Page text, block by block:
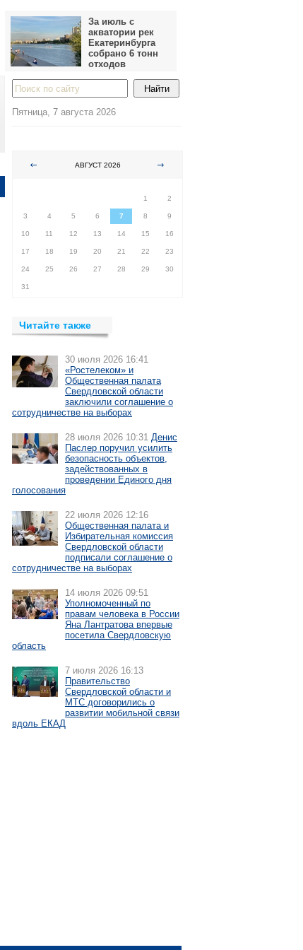
За июль с
акватории рек
Екатеринбурга
собрано 6 тонн
отходов
Пятница, 7 августа 2026
АВГУСТ 2026
1
2
3 4 5 6 7 8 9
10 11 12 13 14 15 16
17 18 19 20 21 22 23
24 25 26 27 28 29 30
31
Читайте также
30 июля 2026 16:41
«Ростелеком» и
Общественная палата
Свердловской области
заключили соглашение о
сотрудничестве на выборах
28 июля 2026 10:31 Денис
Паслер поручил усилить
безопасность объектов,
задействованных в
проведении Единого дня
голосования
22 июля 2026 12:16
Общественная палата и
Избирательная комиссия
Свердловской области
подписали соглашение о
сотрудничестве на выборах
14 июля 2026 09:51
Уполномоченный по
правам человека в России
Яна Лантратова впервые
посетила Свердловскую
область
7 июля 2026 16:13
Правительство
Свердловской области и
МТС договорились о
развитии мобильной связи
вдоль ЕКАД